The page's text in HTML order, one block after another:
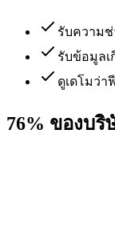
รับความช่
รับข้อมูลเ
ดูเดโมว่า
76% ของบริ